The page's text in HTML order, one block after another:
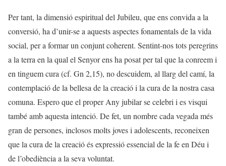
Per tant, la dimensió espiritual del Jubileu, que ens convida a la
conversió, ha d’unir-se a aquests aspectes fonamentals de la vida
social, per a formar un conjunt coherent. Sentint-nos tots peregrins
a la terra en la qual el Senyor ens ha posat per tal que la conreem i
en tinguem cura (cf. Gn 2,15), no descuidem, al llarg del camí, la
contemplació de la bellesa de la creació i la cura de la nostra casa
comuna. Espero que el proper Any jubilar se celebri i es visqui
també amb aquesta intenció. De fet, un nombre cada vegada més
gran de persones, inclosos molts joves i adolescents, reconeixen
que la cura de la creació és expressió essencial de la fe en Déu i
de l’obediència a la seva voluntat.